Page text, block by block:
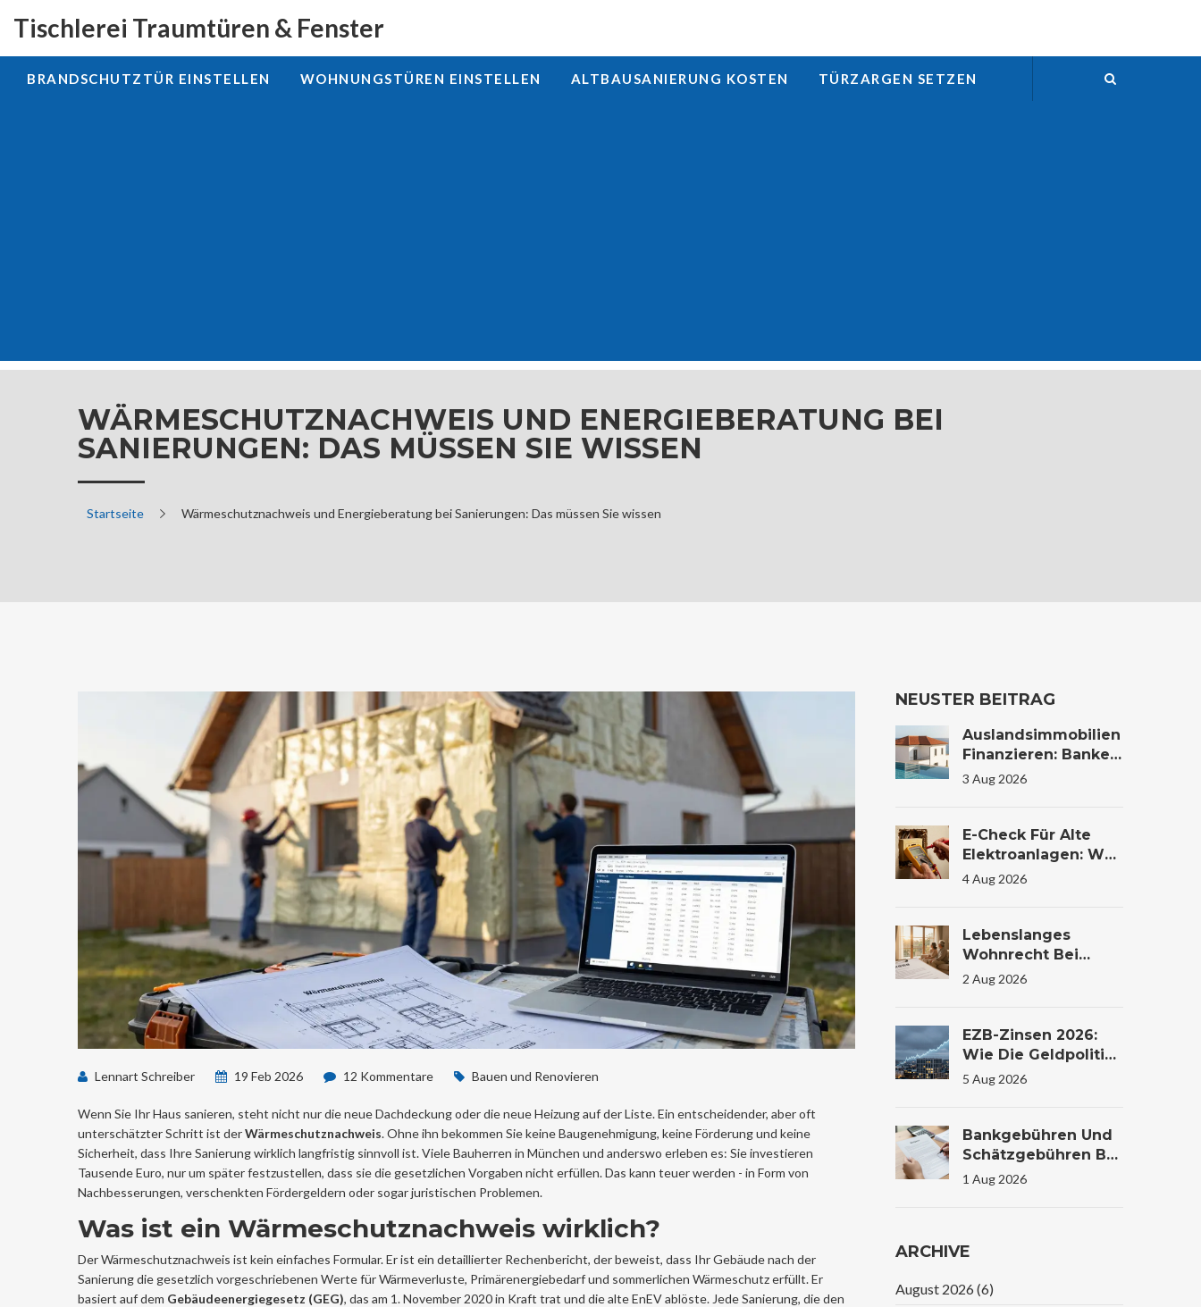
Tischlerei Traumtüren & Fenster
BRANDSCHUTZTÜR EINSTELLEN WOHNUNGSTÜREN EINSTELLEN ALTBAUSANIERUNG KOSTEN TÜRZARGEN SETZEN
WÄRMESCHUTZNACHWEIS UND ENERGIEBERATUNG BEI
SANIERUNGEN: DAS MÜSSEN SIE WISSEN
Startseite Wärmeschutznachweis und Energieberatung bei Sanierungen: Das müssen Sie wissen
Lennart Schreiber 19 Feb 2026 12 Kommentare Bauen und Renovieren
Wenn Sie Ihr Haus sanieren, steht nicht nur die neue Dachdeckung oder die neue Heizung auf der Liste. Ein entscheidender, aber oft
unterschätzter Schritt ist derWärmeschutznachweis. Ohne ihn bekommen Sie keine Baugenehmigung, keine Förderung und keine
Sicherheit, dass Ihre Sanierung wirklich langfristig sinnvoll ist. Viele Bauherren in München und anderswo erleben es: Sie investieren
Tausende Euro, nur um später festzustellen, dass sie die gesetzlichen Vorgaben nicht erfüllen. Das kann teuer werden - in Form von
Nachbesserungen, verschenkten Fördergeldern oder sogar juristischen Problemen.
Was ist ein Wärmeschutznachweis wirklich?
Der Wärmeschutznachweis ist kein einfaches Formular. Er ist ein detaillierter Rechenbericht, der beweist, dass Ihr Gebäude nach der
Sanierung die gesetzlich vorgeschriebenen Werte für Wärmeverluste, Primärenergiebedarf und sommerlichen Wärmeschutz erfüllt. Er
basiert auf dem Gebäudeenergiegesetz (GEG), das am 1. November 2020 in Kraft trat und die alte EnEV ablöste. Jede Sanierung, die den
NEUSTER BEITRAG
Auslandsimmobilien
Finanzieren: Banken,
Zinsen Und
3 Aug 2026
E-Check Für Alte
Elektroanlagen: Was
Die Prüfung Im
Sie Lebensrettend
Sein Kann
4 Aug 2026
Lebenslanges
Wohnrecht Bei
Immobilienübertrag
2 Aug 2026
EZB-Zinsen 2026:
Wie Die Geldpolitik
Ihr
5 Aug 2026
Bankgebühren Und
Schätzgebühren Bei
Immobilienfinanzier
1 Aug 2026
ARCHIVE
August 2026 (6)